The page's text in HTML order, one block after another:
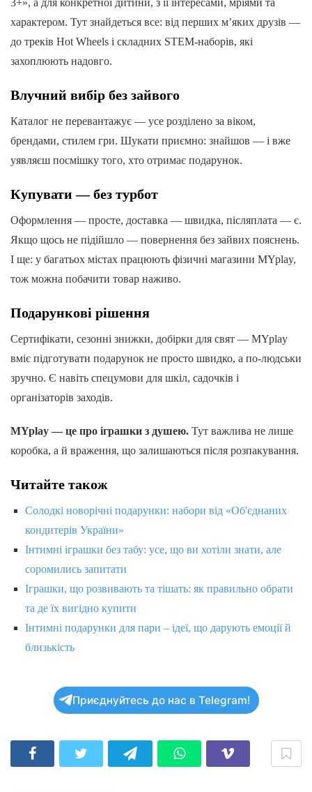
характером. Тут знайдеться все: від перших м’яких друзів —
до треків Hot Wheels і складних STEM-наборів, які
захоплюють надовго.
Влучний вибір без зайвого
Каталог не перевантажує — усе розділено за віком,
брендами, стилем гри. Шукати приємно: знайшов — і вже
уявляєш посмішку того, хто отримає подарунок.
Купувати — без турбот
Оформлення — просте, доставка — швидка, післяплата — є.
Якщо щось не підійшло — повернення без зайвих пояснень.
І ще: у багатьох містах працюють фізичні магазини MYplay,
тож можна побачити товар наживо.
Подарункові рішення
Сертифікати, сезонні знижки, добірки для свят — MYplay
вміє підготувати подарунок не просто швидко, а по-людськи
зручно. Є навіть спецумови для шкіл, садочків і
організаторів заходів.
MYplay — це про іграшки з душею. Тут важлива не лише
коробка, а й враження, що залишаються після розпакування.
Читайте також
Солодкі новорічні подарунки: набори від «Об'єднаних
кондитерів України»
Інтимні іграшки без табу: усе, що ви хотіли знати, але
соромились запитати
Іграшки, що розвивають та тішать: як правильно обрати
та де їх вигідно купити
Інтимні подарунки для пари – ідеї, що дарують емоції й
близькість
Приєднуйтесь до нас в Telegram!